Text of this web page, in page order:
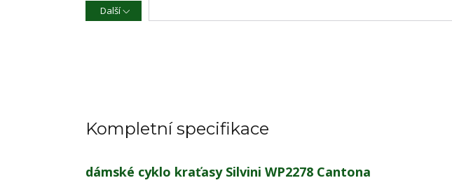
Další
Kompletní specifikace
dámské cyklo kraťasy Silvini WP2278 Cantona